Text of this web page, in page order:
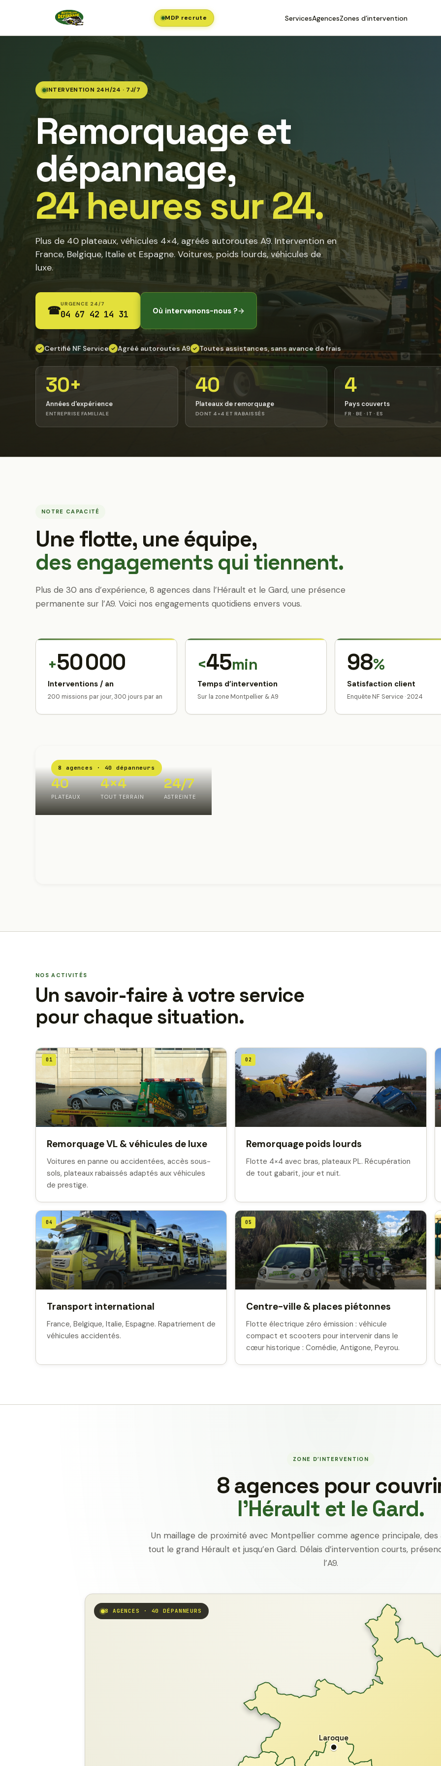
MDP recrute ServicesAgencesZones d’intervention
INTERVENTION 24H/24 · 7J/7
Remorquage et
dépannage,
24 heures sur 24.
Plus de 40 plateaux, véhicules 4×4, agréés autoroutes A9. Intervention en
France, Belgique, Italie et Espagne. Voitures, poids lourds, véhicules de
luxe.
☎URGENCE 24/7
04 67 42 14 31 Où intervenons-nous ?→
✓ Certifié NF Service ✓ Agréé autoroutes A9 ✓ Toutes assistances, sans avance de frais
30+
Années d'expérience
ENTREPRISE FAMILIALE
40
Plateaux de remorquage
DONT 4×4 ET RABAISSÉS
4
Pays couverts
FR · BE · IT · ES
NOTRE CAPACITÉ
Une flotte, une équipe,
des engagements qui tiennent.
Plus de 30 ans d’expérience, 8 agences dans l’Hérault et le Gard, une présence
permanente sur l’A9. Voici nos engagements quotidiens envers vous.
+50 000
Interventions / an
200 missions par jour, 300 jours par an
<45min
Temps d’intervention
Sur la zone Montpellier & A9
98%
Satisfaction client
Enquête NF Service · 2024
8 agences · 40 dépanneurs
40
PLATEAUX
4×4
TOUT TERRAIN
24/7
ASTREINTE
NOS ACTIVITÉS
Un savoir-faire à votre service
pour chaque situation.
01
Remorquage VL & véhicules de luxe
Voitures en panne ou accidentées, accès sous-
sols, plateaux rabaissés adaptés aux véhicules
de prestige.
02
Remorquage poids lourds
Flotte 4×4 avec bras, plateaux PL. Récupération
de tout gabarit, jour et nuit.
04
Transport international
France, Belgique, Italie, Espagne. Rapatriement de
véhicules accidentés.
05
Centre-ville & places piétonnes
Flotte électrique zéro émission : véhicule
compact et scooters pour intervenir dans le
cœur historique : Comédie, Antigone, Peyrou.
ZONE D’INTERVENTION
8 agences pour
l’Hérault et le Gard.
Un maillage de proximité avec Montpellier comme agence principale, des
tout le grand Hérault et jusqu’en Gard. Délais d’intervention courts,
l’A9.
Laroque
8 AGENCES · 40 DÉPANNEURS